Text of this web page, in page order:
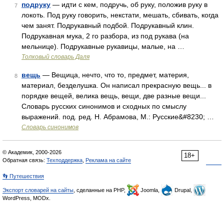
7 подруку — идти с кем, подручь, об руку, положив руку в
локоть. Под руку говорить, некстати, мешать, сбивать, когда
чем занят. Подрукавный подбой. Подрукавный клин.
Подрукавная мука, 2 го разбора, из под рукава (на
мельнице). Подрукавные рукавицы, малые, на …
Толковый словарь Даля
8 вещь — Вещица, нечто, что то, предмет, материя,
материал, безделушка. Он написал прекрасную вещь... в
порядке вещей, велика вещь, вещи, две разные вещи...
Словарь русских синонимов и сходных по смыслу
выражений. под. ред. Н. Абрамова, М.: Русские&#8230; …
Словарь синонимов
18+
© Академик, 2000-2026
Обратная связь: Техподдержка Реклама на сайте
👣 Путешествия
Экспорт словарей на сайты , сделанные на PHP, Joomla,
Drupal,
WordPress, MODx.